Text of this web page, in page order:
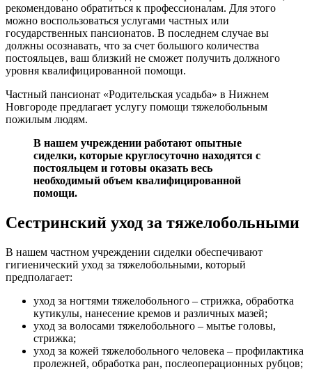
рекомендовано обратиться к профессионалам. Для этого
можно воспользоваться услугами частных или
государственных пансионатов. В последнем случае вы
должны осознавать, что за счет большого количества
постояльцев, ваш близкий не сможет получить должного
уровня квалифицированной помощи.
Частный пансионат «Родительская усадьба» в Нижнем
Новгороде предлагает услугу помощи тяжелобольным
пожилым людям.
В нашем учреждении работают опытные
сиделки, которые круглосуточно находятся с
постояльцем и готовы оказать весь
необходимый объем квалифицированной
помощи.
Сестринский уход за тяжелобольными
В нашем частном учреждении сиделки обеспечивают
гигиенический уход за тяжелобольными, который
предполагает:
уход за ногтями тяжелобольного – стрижка, обработка
кутикулы, нанесение кремов и различных мазей;
уход за волосами тяжелобольного – мытье головы,
стрижка;
уход за кожей тяжелобольного человека – профилактика
пролежней, обработка ран, послеоперационных рубцов;